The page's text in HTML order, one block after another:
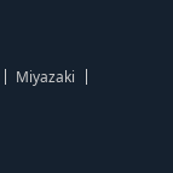
Miyazaki